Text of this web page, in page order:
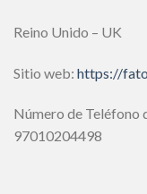
Reino Unido – UK
Sitio web: https://
Número de Teléfono
97010204498